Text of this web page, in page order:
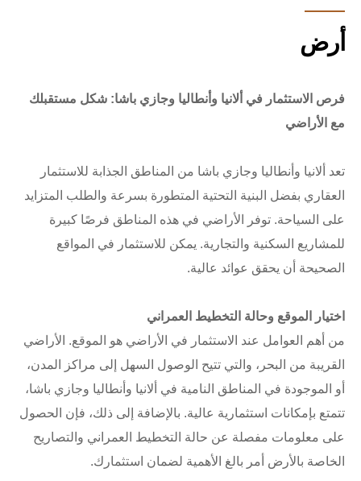
أرض
فرص الاستثمار في ألانيا وأنطاليا وجازي باشا: شكل مستقبلك
مع الأراضي
تعد ألانيا وأنطاليا وجازي باشا من المناطق الجذابة للاستثمار
العقاري بفضل البنية التحتية المتطورة بسرعة والطلب المتزايد
على السياحة. توفر الأراضي في هذه المناطق فرصًا كبيرة
للمشاريع السكنية والتجارية. يمكن للاستثمار في المواقع
الصحيحة أن يحقق عوائد عالية.
اختيار الموقع وحالة التخطيط العمراني
من أهم العوامل عند الاستثمار في الأراضي هو الموقع. الأراضي
القريبة من البحر، والتي تتيح الوصول السهل إلى مراكز المدن،
أو الموجودة في المناطق النامية في ألانيا وأنطاليا وجازي باشا،
تتمتع بإمكانات استثمارية عالية. بالإضافة إلى ذلك، فإن الحصول
على معلومات مفصلة عن حالة التخطيط العمراني والتصاريح
الخاصة بالأرض أمر بالغ الأهمية لضمان استثمارك.